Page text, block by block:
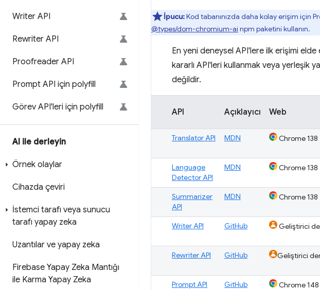
Writer API
Rewriter API
Proofreader API
Prompt API için polyfill
Görev API'leri için polyfill
AI ile derleyin
Örnek olaylar
Cihazda çeviri
İstemci tarafı veya sunucu
tarafı yapay zeka
Uzantılar ve yapay zeka
Firebase Yapay Zeka Mantığı
ile Karma Yapay Zeka
İpucu:Kod tabanınızda daha kolay erişim için
@types/dom-chromium-ai npm paketini kullanın.
En yeni deneysel API'lere ilk erişimi elde
kararlı API'leri kullanmak veya yerleşik
değildir.
API Açıklayıcı Web
Translator API MDN Chrome 138
Language
Detector API
MDN Chrome 138
Summarizer
API
MDN Chrome 138
Writer API GitHub Geliştirici
Rewriter API GitHub Geliştirici
Prompt API GitHub Chrome 148